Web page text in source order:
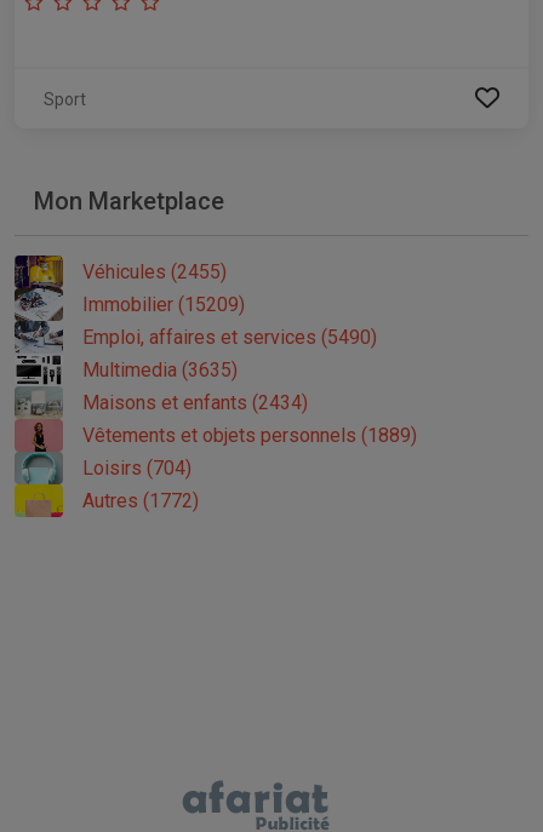
Sport
Mon Marketplace
Véhicules (2455)
Immobilier (15209)
Emploi, affaires et services (5490)
Multimedia (3635)
Maisons et enfants (2434)
Vêtements et objets personnels (1889)
Loisirs (704)
Autres (1772)